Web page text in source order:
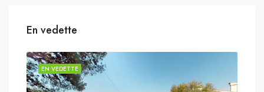
En vedette
EN VEDETTE